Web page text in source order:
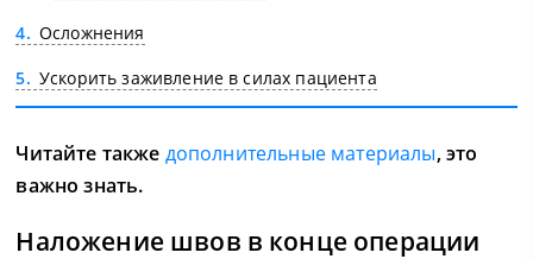
4
Осложнения
5
Ускорить заживление в силах пациента
Читайте также дополнительные материалы, это
важно знать.
Наложение швов в конце операции